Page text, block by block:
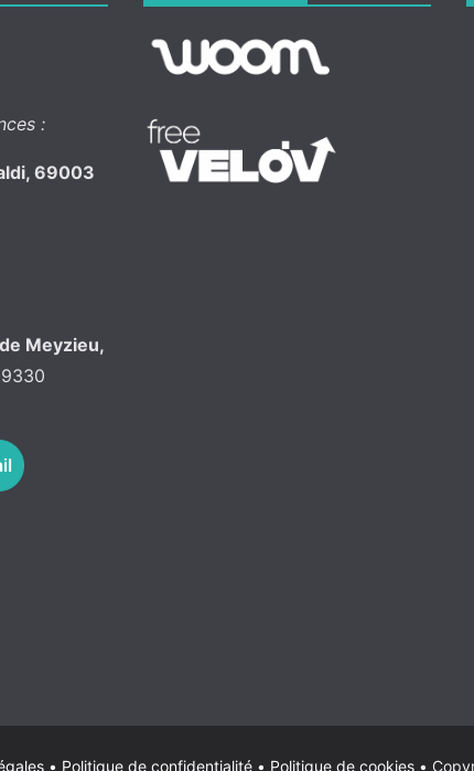
:
69003
Meyzieu,
• Politique de confidentialité • Politique de cookies •